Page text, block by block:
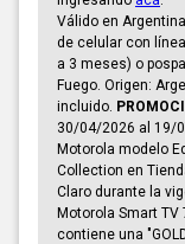
Válido en
de celular con
a 3 meses) o
Fuego. Origen:
incluido.
30/04/2026 al 19/
Motorola modelo
Collection en
Claro durante la
Motorola Smart TV
contiene una